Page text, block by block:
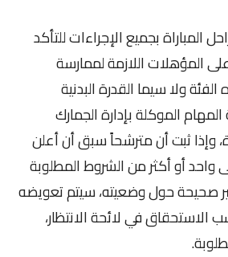
المباراة بجميع الإجراءات للتأكد
المؤهلات اللازمة لممارسة
ولا سيما القدرة البدنية
الموكلة بإدارة الجمارك
وإذا ثبت أن مترشحاً سبق أن أعلن
واحد أو أكثر من الشروط المطلوبة
صحيحة حول وضعيته، سيتم تعويضه
الاستحقاق في لائحة الانتظار،